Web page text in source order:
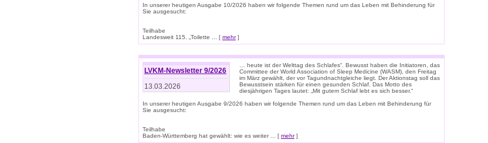
In unserer heutigen Ausgabe 10/2026 haben wir folgende Themen rund um das Leben mit Behinderung für
Sie ausgesucht:
Teilhabe
Landesweit 115. „Toilette ... [ mehr]
LVKM-Newsletter 9/2026
13.03.2026
… heute ist der Welttag des Schlafes“. Bewusst haben die Initiatoren, das
Committee der World Association of Sleep Medicine (WASM), den Freitag
im März gewählt, der vor Tagundnachtgleiche liegt. Der Aktionstag soll das
Bewusstsein stärken für einen gesunden Schlaf. Das Motto des
diesjährigen Tages lautet: „Mit gutem Schlaf lebt es sich besser.“
In unserer heutigen Ausgabe 9/2026 haben wir folgende Themen rund um das Leben mit Behinderung für
Sie ausgesucht:
Teilhabe
Baden-Württemberg hat gewählt: wie es weiter ... [ mehr]